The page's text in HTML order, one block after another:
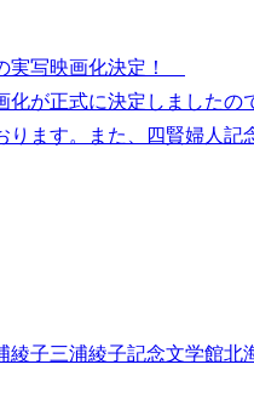
実写映画化決定！
が正式に決定しましたの
ます。また、四賢婦人記
綾子三浦綾子記念文学館北